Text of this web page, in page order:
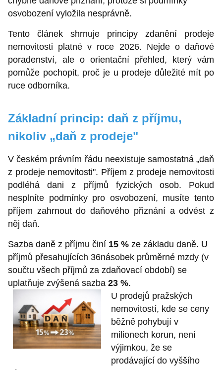
osvobození vyložila nesprávně.
Tento článek shrnuje principy zdanění prodeje
nemovitosti platné v roce 2026. Nejde o daňové
poradenství, ale o orientační přehled, který vám
pomůže pochopit, proč je u prodeje důležité mít po
ruce odborníka.
Základní princip: daň z příjmu,
nikoliv „daň z prodeje"
V českém právním řádu neexistuje samostatná „daň
z prodeje nemovitosti". Příjem z prodeje nemovitosti
podléhá dani z příjmů fyzických osob. Pokud
nesplníte podmínky pro osvobození, musíte tento
příjem zahrnout do daňového přiznání a odvést z
něj daň.
Sazba daně z příjmu činí 15 % ze základu daně. U
příjmů přesahujících 36násobek průměrné mzdy (v
součtu všech příjmů za zdaňovací období) se
uplatňuje zvýšená sazba 23 %.
U prodejů pražských
nemovitostí, kde se ceny
běžně pohybují v
milionech korun, není
výjimkou, že se
prodávající do vyššího